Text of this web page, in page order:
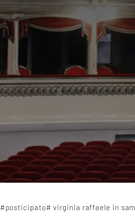
#posticipato# virginia raffaele in